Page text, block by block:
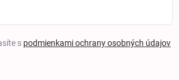
s podmienkami ochrany osobných údajov